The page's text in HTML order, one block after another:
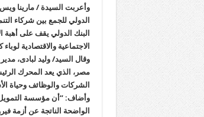
وأعربت السيدة / مارينا
الدولي للجمع بين شركاء
البنك الدولي يقف على أهبة
الاجتماعية والاقتصادية لوباء كوفيد 19، وخاصة بالنسبة
وقال السيد/ وليد لبادى،
الشركات والوظائف
وأضاف: “أن مؤسسة التمويل
الواضحة الناتجة عن أزمة